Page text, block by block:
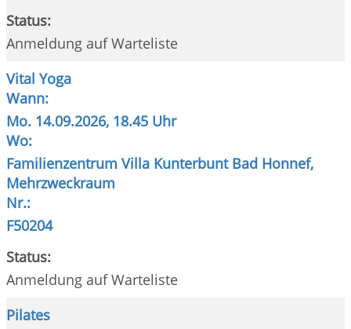
Status:
Anmeldung auf Warteliste
Vital Yoga
Wann:
Mo. 14.09.2026, 18.45 Uhr
Wo:
Familienzentrum Villa Kunterbunt Bad Honnef,
Mehrzweckraum
Nr.:
F50204
Status:
Anmeldung auf Warteliste
Pilates